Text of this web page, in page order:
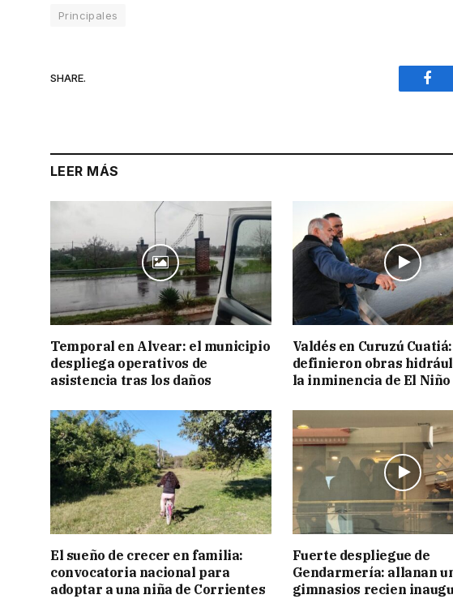
Principales
SHARE.
LEER MÁS
Temporal en Alvear: el municipio
despliega operativos de
asistencia tras los daños
Valdés en Curuzú
definieron obras
la inminencia de El Niño
El sueño de crecer en familia:
convocatoria nacional para
adoptar a una niña de Corrientes
Fuerte despliegue de
Gendarmería: allanan
gimnasios recien